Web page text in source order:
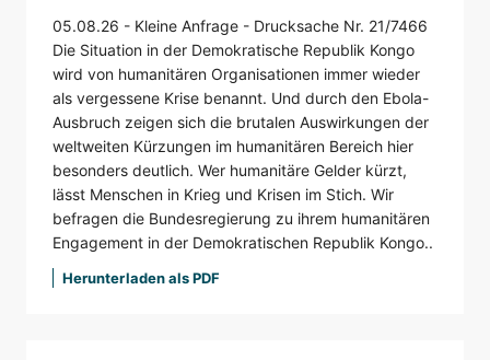
05.08.26 - Kleine Anfrage - Drucksache Nr. 21/7466
Die Situation in der Demokratische Republik Kongo
wird von humanitären Organisationen immer wieder
als vergessene Krise benannt. Und durch den Ebola-
Ausbruch zeigen sich die brutalen Auswirkungen der
weltweiten Kürzungen im humanitären Bereich hier
besonders deutlich. Wer humanitäre Gelder kürzt,
lässt Menschen in Krieg und Krisen im Stich. Wir
befragen die Bundesregierung zu ihrem humanitären
Engagement in der Demokratischen Republik Kongo..
Herunterladen als PDF